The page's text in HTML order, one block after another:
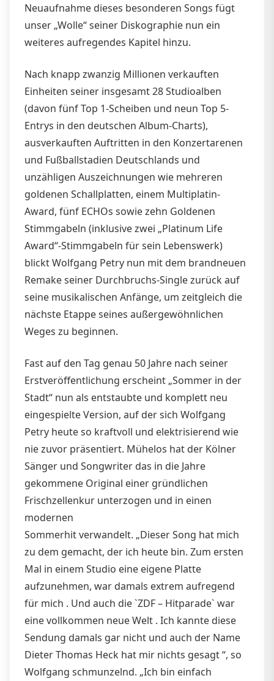
Neuaufnahme dieses besonderen Songs fügt
unser „Wolle“ seiner Diskographie nun ein
weiteres aufregendes Kapitel hinzu.
Nach knapp zwanzig Millionen verkauften
Einheiten seiner insgesamt 28 Studioalben
(davon fünf Top 1-Scheiben und neun Top 5-
Entrys in den deutschen Album-Charts),
ausverkauften Auftritten in den Konzertarenen
und Fußballstadien Deutschlands und
unzähligen Auszeichnungen wie mehreren
goldenen Schallplatten, einem Multiplatin-
Award, fünf ECHOs sowie zehn Goldenen
Stimmgabeln (inklusive zwei „Platinum Life
Award“-Stimmgabeln für sein Lebenswerk)
blickt Wolfgang Petry nun mit dem brandneuen
Remake seiner Durchbruchs-Single zurück auf
seine musikalischen Anfänge, um zeitgleich die
nächste Etappe seines außergewöhnlichen
Weges zu beginnen.
Fast auf den Tag genau 50 Jahre nach seiner
Erstveröffentlichung erscheint „Sommer in der
Stadt“ nun als entstaubte und komplett neu
eingespielte Version, auf der sich Wolfgang
Petry heute so kraftvoll und elektrisierend wie
nie zuvor präsentiert. Mühelos hat der Kölner
Sänger und Songwriter das in die Jahre
gekommene Original einer gründlichen
Frischzellenkur unterzogen und in einen
modernen
Sommerhit verwandelt. „Dieser Song hat mich
zu dem gemacht, der ich heute bin. Zum ersten
Mal in einem Studio eine eigene Platte
aufzunehmen, war damals extrem aufregend
für mich . Und auch die `ZDF – Hitparade` war
eine vollkommen neue Welt . Ich kannte diese
Sendung damals gar nicht und auch der Name
Dieter Thomas Heck hat mir nichts gesagt “, so
Wolfgang schmunzelnd. „Ich bin einfach